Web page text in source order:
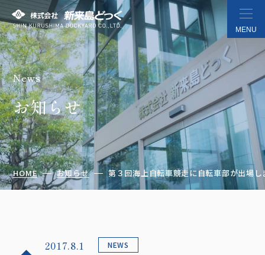
株式会社 新来島どっく
MENU
News
お知らせ
HOME お知らせ 第３回海上自転車競走に自転車部が出場
2017.8.1 NEWS